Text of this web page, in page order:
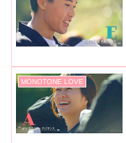
MONOTONE LOVE